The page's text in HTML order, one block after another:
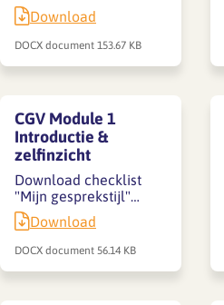
Download
DOCX document 153.67 KB
CGV Module 1
Introductie &
zelfinzicht
Download checklist
"Mijn gesprekstijl"…
Download
DOCX document 56.14 KB